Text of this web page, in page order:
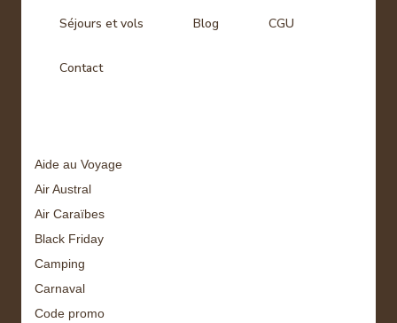
Séjours et vols Blog CGU
Contact
Aide au Voyage
Air Austral
Air Caraïbes
Black Friday
Camping
Carnaval
Code promo